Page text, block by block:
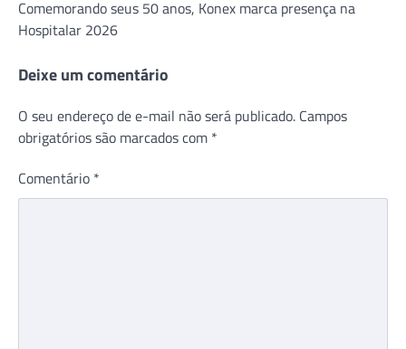
de
Post
Comemorando seus 50 anos, Konex marca presença na
Hospitalar 2026
Deixe um comentário
O seu endereço de e-mail não será publicado. Campos
obrigatórios são marcados com *
Comentário *